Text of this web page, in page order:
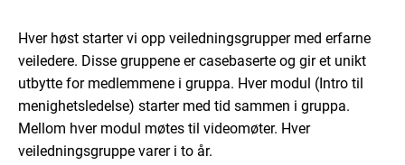
Hver høst starter vi opp veiledningsgrupper med erfarne
veiledere. Disse gruppene er casebaserte og gir et unikt
utbytte for medlemmene i gruppa. Hver modul (Intro til
menighetsledelse) starter med tid sammen i gruppa.
Mellom hver modul møtes til videomøter. Hver
veiledningsgruppe varer i to år.